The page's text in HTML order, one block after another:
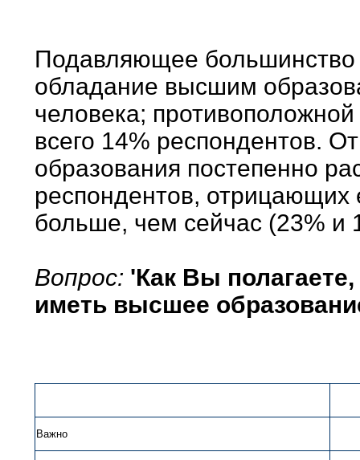
Подавляющее большинство
обладание высшим
человека;
всего 14% респондентов.
образования постепенно
респондентов, отрицающих
больше, чем сейчас (23% и
Вопрос: 'Как Вы
иметь высшее
Важно